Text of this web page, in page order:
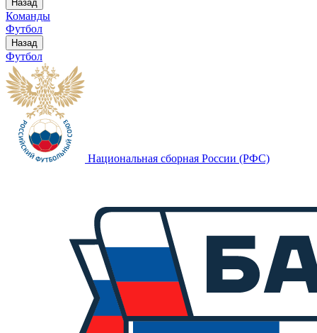
Назад
Команды
Футбол
Назад
Футбол
Национальная сборная России (РФС)